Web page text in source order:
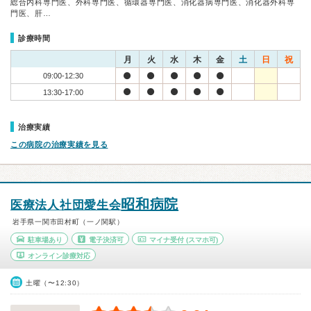
総合内科専門医、外科専門医、循環器専門医、消化器病専門医、消化器外科専
門医、肝…
診療時間
月 火 水 木 金 土 日 祝
09:00-12:30
13:30-17:00
治療実績
この病院の治療実績を見る
医療法人社団愛生会昭和病院
岩手県一関市田村町（一ノ関駅）
駐車場あり 電子決済可 マイナ受付 (スマホ可)
オンライン診療対応
土曜（〜12:30）